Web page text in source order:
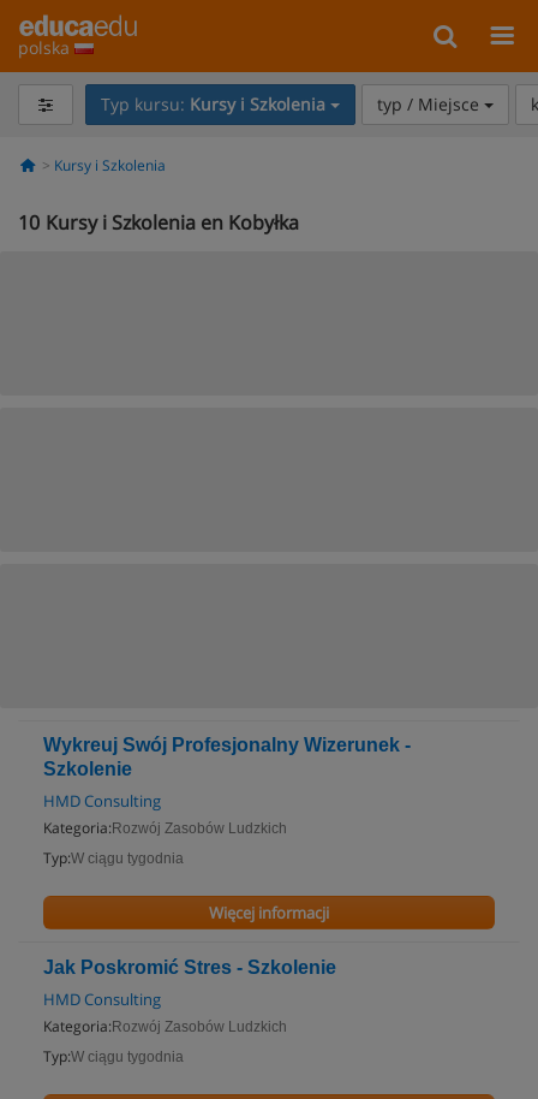
polska
Typ kursu: Kursy i Szkolenia typ / Miejsce
Kursy i Szkolenia
10 Kursy i Szkolenia en Kobyłka
Wykreuj Swój Profesjonalny Wizerunek -
Szkolenie
HMD Consulting
Kategoria: Rozwój Zasobów Ludzkich
Typ:W ciągu tygodnia
Więcej informacji
Jak Poskromić Stres - Szkolenie
HMD Consulting
Kategoria: Rozwój Zasobów Ludzkich
Typ:W ciągu tygodnia